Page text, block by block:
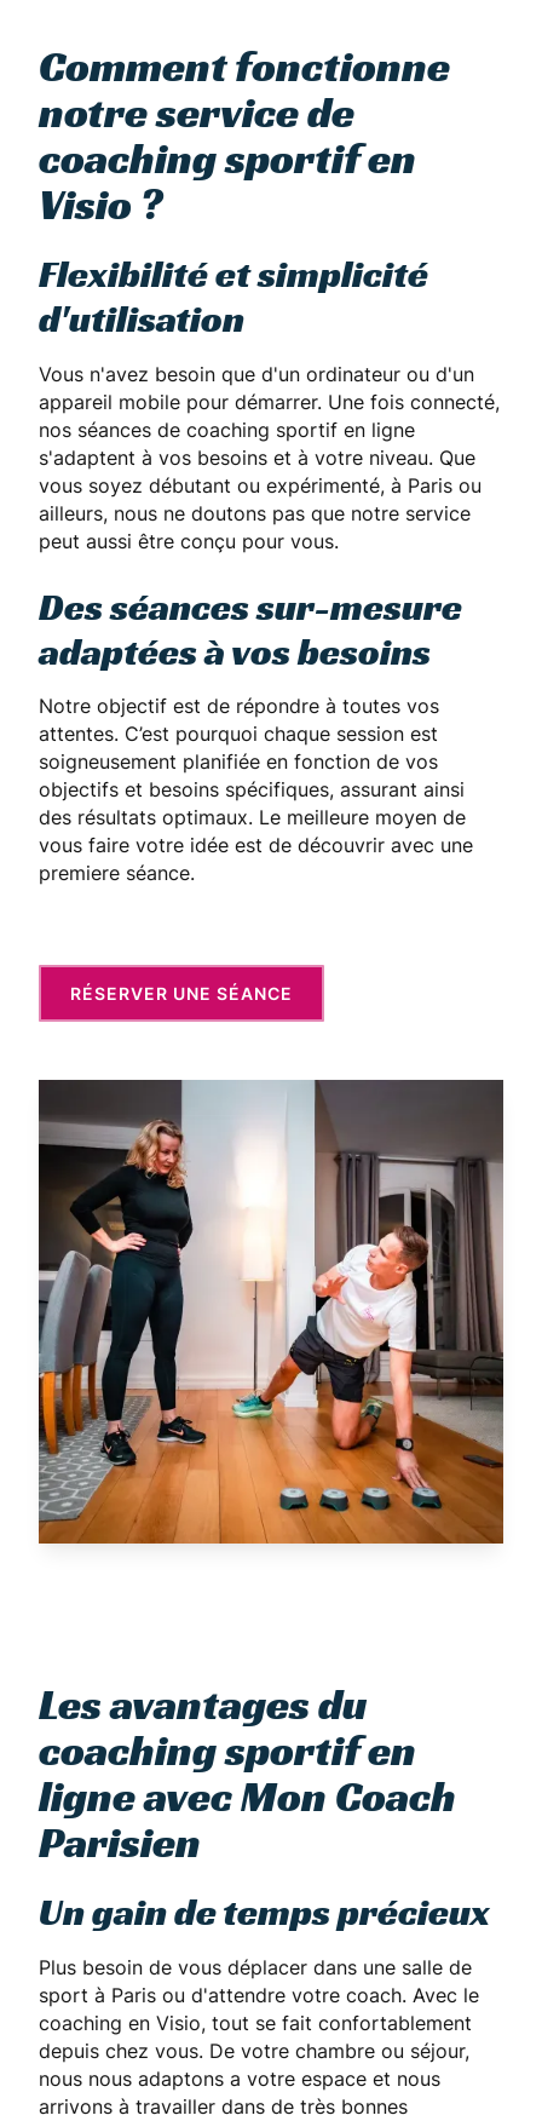
Comment fonctionne
notre service de
coaching sportif en
Visio ?
Flexibilité et simplicité
d'utilisation
Vous n'avez besoin que d'un ordinateur ou d'un
appareil mobile pour démarrer. Une fois connecté,
nos séances de coaching sportif en ligne
s'adaptent à vos besoins et à votre niveau. Que
vous soyez débutant ou expérimenté, à Paris ou
ailleurs, nous ne doutons pas que notre service
peut aussi être conçu pour vous.
Des séances sur-mesure
adaptées à vos besoins
Notre objectif est de répondre à toutes vos
attentes. C’est pourquoi chaque session est
soigneusement planifiée en fonction de vos
objectifs et besoins spécifiques, assurant ainsi
des résultats optimaux. Le meilleure moyen de
vous faire votre idée est de découvrir avec une
premiere séance.
RÉSERVER UNE SÉANCE
Les avantages du
coaching sportif en
ligne avec Mon Coach
Parisien
Un gain de temps précieux
Plus besoin de vous déplacer dans une salle de
sport à Paris ou d'attendre votre coach. Avec le
coaching en Visio, tout se fait confortablement
depuis chez vous. De votre chambre ou séjour,
nous nous adaptons a votre espace et nous
arrivons à travailler dans de très bonnes